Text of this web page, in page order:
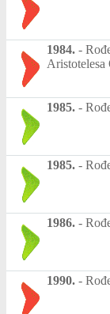
1984. -
Aristotelesa
1985. -
1985. -
1986. -
1990. -